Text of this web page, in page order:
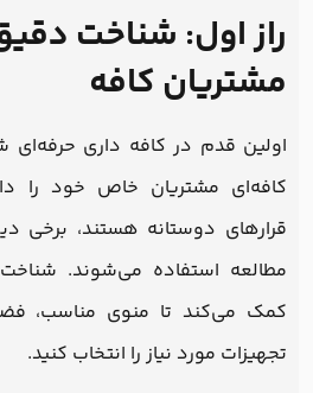
راز اول: شناخت دقیق
مشتریان کافه
اولین قدم در کافه داری
کافه‌ای مشتریان خاص خود را
قرارهای دوستانه هستند، برخی
مطالعه استفاده می‌شوند.
کمک می‌کند تا منوی مناسب،
تجهیزات مورد نیاز را انتخاب کنید.